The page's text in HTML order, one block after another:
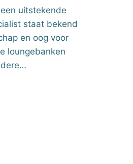
uitstekende
staat bekend
en oog voor
loungebanken